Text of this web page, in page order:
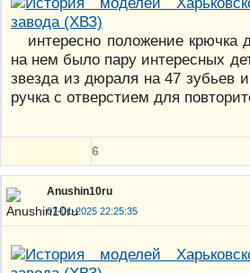
интересно положение крючка
на нем было пару интересных
звезда из дюраля на 47 зубьев и
ручка с отверстием для
6
Anushin10ru
07-01-2025 22:25:35